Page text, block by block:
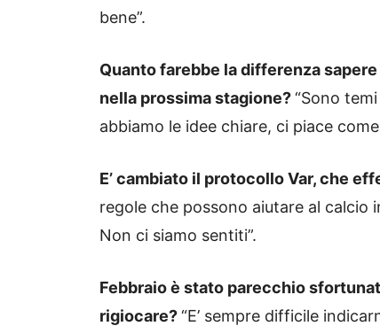
bene”.
Quanto farebbe la differenza
nella prossima stagione?“Sono
abbiamo le idee chiare, ci piace
E’ cambiato il protocollo Var, che
regole che possono aiutare al calcio
Non ci siamo sentiti”.
Febbraio è stato parecchio
rigiocare?“E’ sempre difficile